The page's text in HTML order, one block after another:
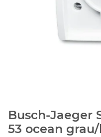
Busch-Jaeger
53 ocean